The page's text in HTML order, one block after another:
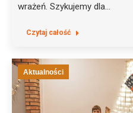
wrażeń. Szykujemy dla…
Czytaj całość
Aktualności